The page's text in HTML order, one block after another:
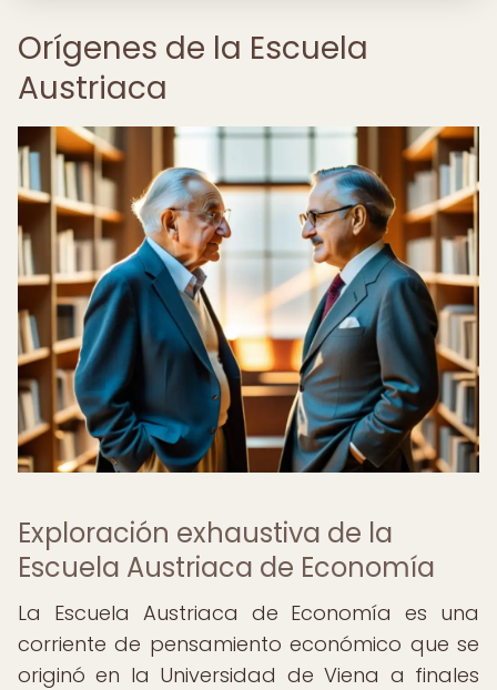
Orígenes de la Escuela
Austriaca
Exploración exhaustiva de la
Escuela Austriaca de Economía
La Escuela Austriaca de Economía es una
corriente de pensamiento económico que se
originó en la Universidad de Viena a finales